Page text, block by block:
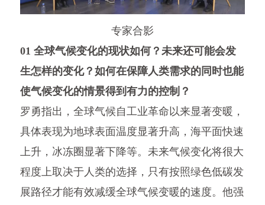
专家合影
01 全球气候变化的现状如何？未来还可能会发
生怎样的变化？如何在保障人类需求的同时也能
使气候变化的情景得到有力的控制？
罗勇指出，全球气候自工业革命以来显著变暖，
具体表现为地球表面温度显著升高，海平面快速
上升，冰冻圈显著下降等。未来气候变化将很大
程度上取决于人类的选择，只有按照绿色低碳发
展路径才能有效减缓全球气候变暖的速度。他强